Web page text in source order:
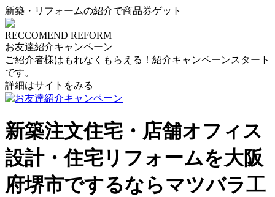
新築・リフォームの紹介で商品券ゲット
RECCOMEND REFORM
お友達紹介キャンペーン
ご紹介者様はもれなくもらえる！紹介キャンペーンスタート
です。
詳細はサイトをみる
新築注文住宅・店舗オフィス
設計・住宅リフォームを大阪
府堺市でするならマツバラ工